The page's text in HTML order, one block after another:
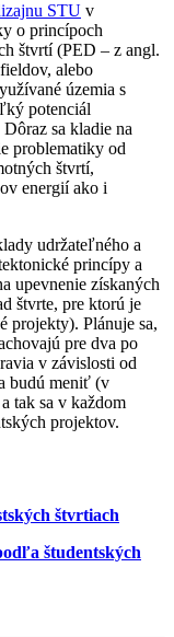
STU v
o princípoch
štvrtí (PED – z angl.
alebo
územia s
potenciál
sa kladie na
problematiky od
štvrtí,
energií ako i
udržateľného a
princípy a
upevnenie získaných
štvrte, pre ktorú je
projekty). Plánuje sa,
pre dva po
v závislosti od
budú meniť (v
tak sa v každom
projektov.
štvrtiach
študentských